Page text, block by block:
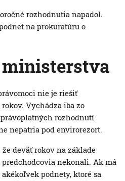
rozhodnutia napadol.
na prokuratúru o
nie je riešiť
Vychádza iba zo
rozhodnutí
nepatria pod envirorezort.
deväť rokov na základe
nekonali. Ak má
podnety, ktoré sa